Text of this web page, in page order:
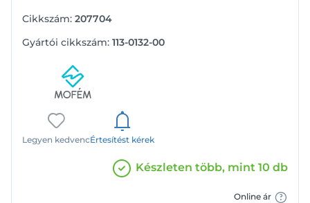
Cikkszám: 207704
Gyártói cikkszám: 113-0132-00
Legyen kedvencÉrtesítést kérek
Készleten több, mint 10 db
Online ár